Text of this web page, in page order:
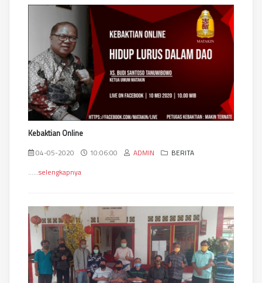
Kebaktian Online
04-05-2020 10:06:00 ADMIN
BERITA
......selengkapnya